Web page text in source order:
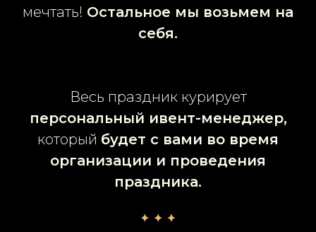
мечтать! Остальное мы возьмем на
себя.
Весь праздник курирует
персональный ивент-менеджер,
который будет с вами во время
организации и проведения
праздника.